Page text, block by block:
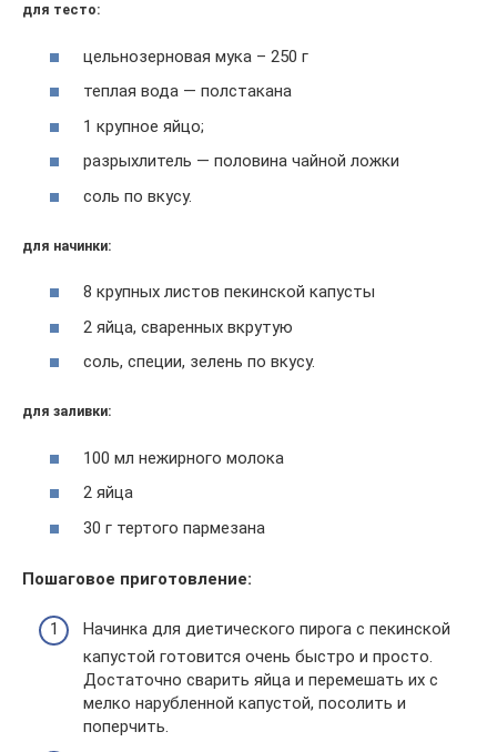
для тесто:
цельнозерновая мука – 250 г
теплая вода — полстакана
1 крупное яйцо;
разрыхлитель — половина чайной ложки
соль по вкусу.
для начинки:
8 крупных листов пекинской капусты
2 яйца, сваренных вкрутую
соль, специи, зелень по вкусу.
для заливки:
100 мл нежирного молока
2 яйца
30 г тертого пармезана
Пошаговое приготовление:
Начинка для диетического пирога с пекинской
капустой готовится очень быстро и просто.
Достаточно сварить яйца и перемешать их с
мелко нарубленной капустой, посолить и
поперчить.